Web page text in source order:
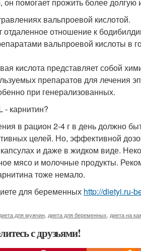
вальпроевой кислотой.
отдаленное отношение к
вальпроевой кислоты в
кислота представляет собой
препаратов для лечения
при генерализованных.
- карнитин?
в рацион 2-4 г в день должно
целей. Но, эффективной
капсулах и даже в жидком виде.
мясо и молочные продукты.
тоже немало.
для беременных http://dietyi.ru-
для мужчин диета для беременных диета на
с друзьями!